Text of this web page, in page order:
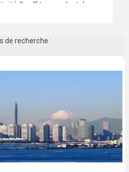
Il suffit cependant de
plonger au cœur du Japon
au programme. Le tout
enneigées du Mont Fuji.
de recherche :